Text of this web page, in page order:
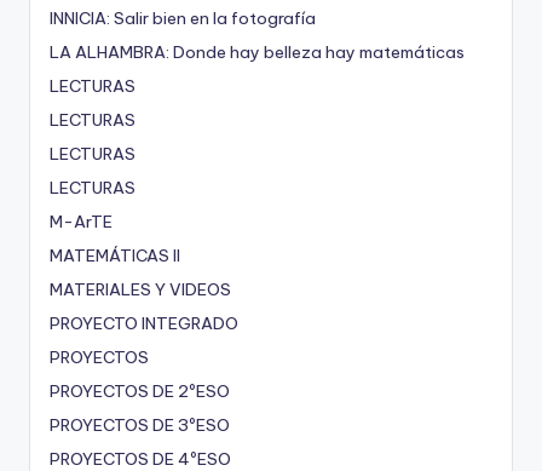
INNICIA: Salir bien en la fotografía
LA ALHAMBRA: Donde hay belleza hay matemáticas
LECTURAS
LECTURAS
LECTURAS
LECTURAS
M-ArTE
MATEMÁTICAS II
MATERIALES Y VIDEOS
PROYECTO INTEGRADO
PROYECTOS
PROYECTOS DE 2ºESO
PROYECTOS DE 3ºESO
PROYECTOS DE 4ºESO